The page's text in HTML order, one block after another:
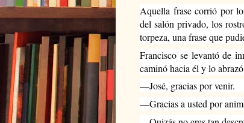
Aquella frase corrió por
del salón privado, los
torpeza, una frase que
Francisco se levantó de
caminó hacia él y lo
—José, gracias por venir.
—Gracias a usted por